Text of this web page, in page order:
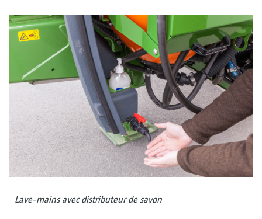
Lave-mains avec distributeur de savon